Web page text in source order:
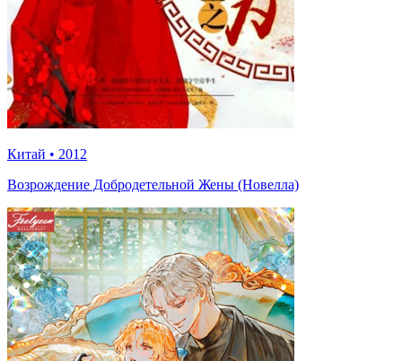
Китай • 2012
Возрождение Добродетельной Жены (Новелла)